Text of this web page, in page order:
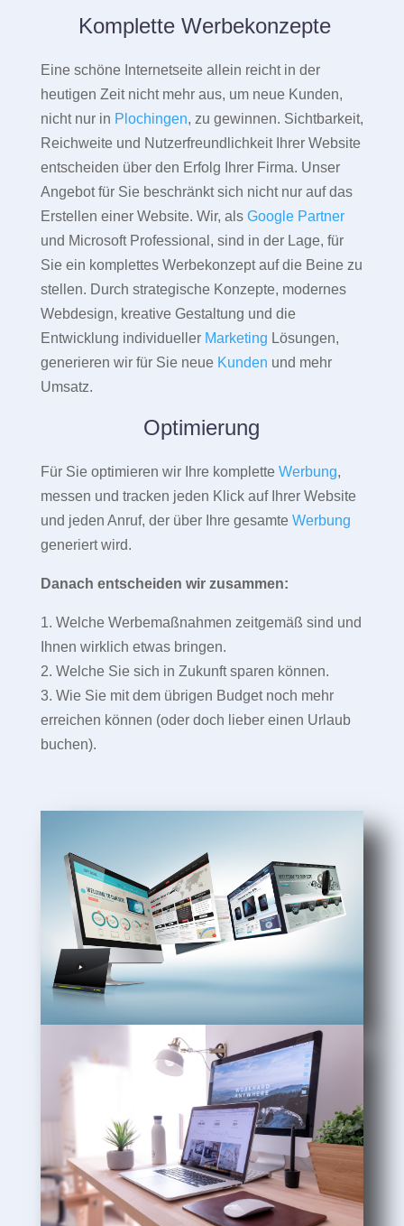
Komplette Werbekonzepte
Eine schöne Internetseite allein reicht in der
heutigen Zeit nicht mehr aus, um neue Kunden,
nicht nur in Plochingen, zu gewinnen. Sichtbarkeit,
Reichweite und Nutzerfreundlichkeit Ihrer Website
entscheiden über den Erfolg Ihrer Firma. Unser
Angebot für Sie beschränkt sich nicht nur auf das
Erstellen einer Website. Wir, als Google Partner
und Microsoft Professional, sind in der Lage, für
Sie ein komplettes Werbekonzept auf die Beine zu
stellen. Durch strategische Konzepte, modernes
Webdesign, kreative Gestaltung und die
Entwicklung individueller Marketing Lösungen,
generieren wir für Sie neue Kunden und mehr
Umsatz.
Optimierung
Für Sie optimieren wir Ihre komplette Werbung,
messen und tracken jeden Klick auf Ihrer Website
und jeden Anruf, der über Ihre gesamte Werbung
generiert wird.
Danach entscheiden wir zusammen:
1. Welche Werbemaßnahmen zeitgemäß sind und
Ihnen wirklich etwas bringen.
2. Welche Sie sich in Zukunft sparen können.
3. Wie Sie mit dem übrigen Budget noch mehr
erreichen können (oder doch lieber einen Urlaub
buchen).